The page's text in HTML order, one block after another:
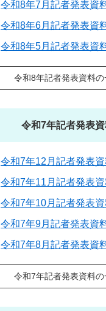
令和8年7月記者発表資
令和8年6月記者発表資
令和8年5月記者発表資
令和8年記者発表資料の
令和7年記者発表
令和7年12月記者発表
令和7年11月記者発表
令和7年10月記者発表
令和7年9月記者発表資
令和7年8月記者発表資
令和7年記者発表資料の